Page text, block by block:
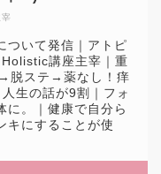
ついて発信｜アトピ
講座主宰｜重
脱ステ→薬なし！痒
生の話が9割｜フォ
に。｜健康で自分ら
キにすることが使